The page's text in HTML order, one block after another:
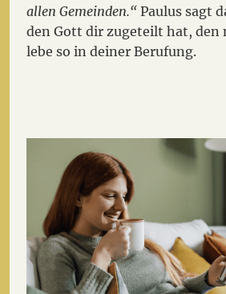
allen Gemeinden.“ Paulus sagt
den Gott dir zugeteilt hat, den
lebe so in deiner Berufung.